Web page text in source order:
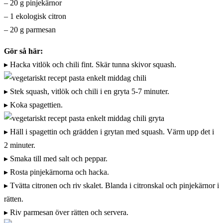
– 20 g pinjekärnor
– 1 ekologisk citron
– 20 g parmesan
Gör så här:
▸ Hacka vitlök och chili fint. Skär tunna skivor squash.
▸ Stek squash, vitlök och chili i en gryta 5-7 minuter.
▸ Koka spagettien.
▸ Häll i spagettin och grädden i grytan med squash. Värm upp det i
2 minuter.
▸ Smaka till med salt och peppar.
▸ Rosta pinjekärnorna och hacka.
▸ Tvätta citronen och riv skalet. Blanda i citronskal och pinjekärnor i
rätten.
▸ Riv parmesan över rätten och servera.